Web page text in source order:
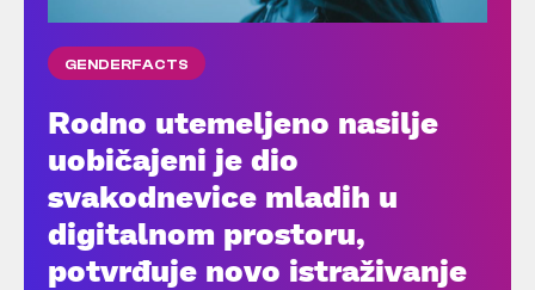
GENDERFACTS
Rodno utemeljeno nasilje
uobičajeni je dio
svakodnevice mladih u
digitalnom prostoru,
potvrđuje novo istraživanje